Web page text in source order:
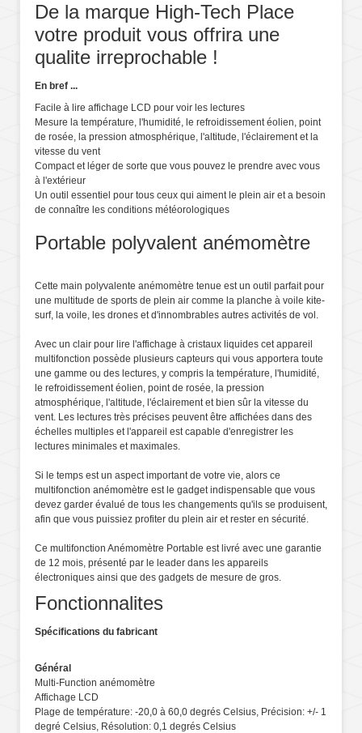
De la marque High-Tech Place
votre produit vous offrira une
qualite irreprochable !
En bref ...
Facile à lire affichage LCD pour voir les lectures
Mesure la température, l'humidité, le refroidissement éolien, point
de rosée, la pression atmosphérique, l'altitude, l'éclairement et la
vitesse du vent
Compact et léger de sorte que vous pouvez le prendre avec vous
à l'extérieur
Un outil essentiel pour tous ceux qui aiment le plein air et a besoin
de connaître les conditions météorologiques
Portable polyvalent anémomètre
Cette main polyvalente anémomètre tenue est un outil parfait pour
une multitude de sports de plein air comme la planche à voile kite-
surf, la voile, les drones et d'innombrables autres activités de vol.
Avec un clair pour lire l'affichage à cristaux liquides cet appareil
multifonction possède plusieurs capteurs qui vous apportera toute
une gamme ou des lectures, y compris la température, l'humidité,
le refroidissement éolien, point de rosée, la pression
atmosphérique, l'altitude, l'éclairement et bien sûr la vitesse du
vent. Les lectures très précises peuvent être affichées dans des
échelles multiples et l'appareil est capable d'enregistrer les
lectures minimales et maximales.
Si le temps est un aspect important de votre vie, alors ce
multifonction anémomètre est le gadget indispensable que vous
devez garder évalué de tous les changements qu'ils se produisent,
afin que vous puissiez profiter du plein air et rester en sécurité.
Ce multifonction Anémomètre Portable est livré avec une garantie
de 12 mois, présenté par le leader dans les appareils
électroniques ainsi que des gadgets de mesure de gros.
Fonctionnalites
Spécifications du fabricant
Général
Multi-Function anémomètre
Affichage LCD
Plage de température: -20,0 à 60,0 degrés Celsius, Précision: +/- 1
degré Celsius, Résolution: 0,1 degrés Celsius